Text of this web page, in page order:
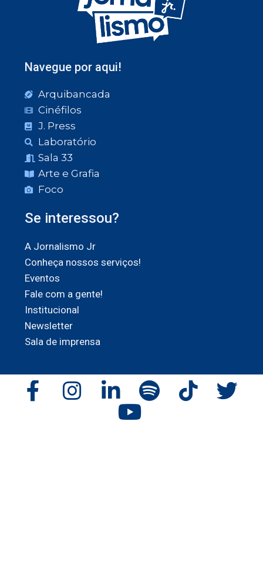
Navegue por aqui!
Arquibancada
Cinéfilos
J. Press
Laboratório
Sala 33
Arte e Grafia
Foco
Se interessou?
A Jornalismo Jr
Conheça nossos serviços!
Eventos
Fale com a gente!
Institucional
Newsletter
Sala de imprensa